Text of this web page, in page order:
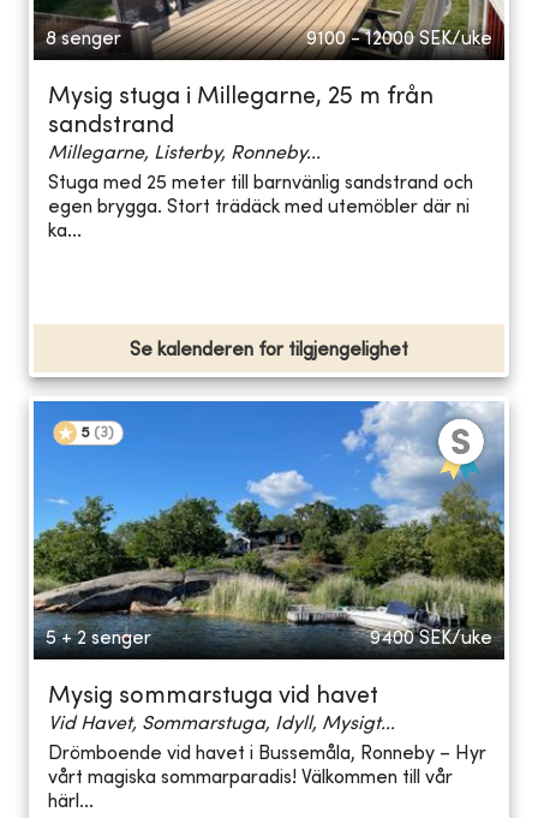
8 senger 9100 - 12000 SEK/uke
Mysig stuga i Millegarne, 25 m från
sandstrand
Millegarne, Listerby, Ronneby...
Stuga med 25 meter till barnvänlig sandstrand och
egen brygga. Stort trädäck med utemöbler där ni
ka...
Se kalenderen for tilgjengelighet
5 (3)
5 + 2 senger 9400 SEK/uke
Mysig sommarstuga vid havet
Vid Havet, Sommarstuga, Idyll, Mysigt...
Drömboende vid havet i Bussemåla, Ronneby – Hyr
vårt magiska sommarparadis! Välkommen till vår
härl...